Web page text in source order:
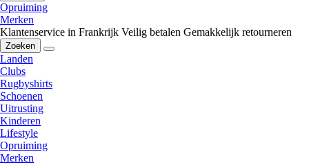
Opruiming
Merken
Klantenservice in Frankrijk Veilig betalen Gemakkelijk retourneren
Zoeken
Landen
Clubs
Rugbyshirts
Schoenen
Uitrusting
Kinderen
Lifestyle
Opruiming
Merken